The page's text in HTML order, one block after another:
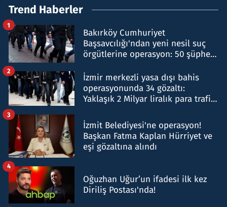
Trend Haberler
Bakırköy Cumhuriyet
Başsavcılığı'ndan yeni nesil suç
örgütlerine operasyon: 50 şüpheli
1
İzmir merkezli yasa dışı bahis
operasyonunda 34 gözaltı:
Yaklaşık 2 Milyar liralık para trafiği
2
İzmit Belediyesi'ne operasyon!
Başkan Fatma Kaplan Hürriyet ve
eşi gözaltına alındı
3
Oğuzhan Uğur’un ifadesi ilk kez
Diriliş Postası'nda!
4